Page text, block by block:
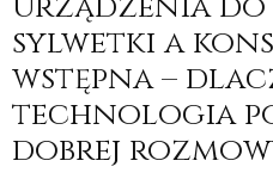
sylwetki a
wstępna –
technologia
dobrej